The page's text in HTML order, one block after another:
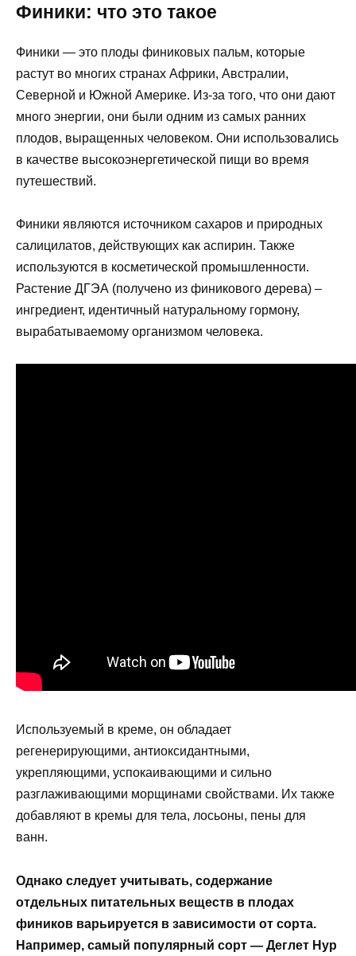
Финики: что это такое
Финики — это плоды финиковых пальм, которые
растут во многих странах Африки, Австралии,
Северной и Южной Америке. Из-за того, что они дают
много энергии, они были одним из самых ранних
плодов, выращенных человеком. Они использовались
в качестве высокоэнергетической пищи во время
путешествий.
Финики являются источником сахаров и природных
салицилатов, действующих как аспирин. Также
используются в косметической промышленности.
Растение ДГЭА (получено из финикового дерева) –
ингредиент, идентичный натуральному гормону,
вырабатываемому организмом человека.
Используемый в креме, он обладает
регенерирующими, антиоксидантными,
укрепляющими, успокаивающими и сильно
разглаживающими морщинами свойствами. Их также
добавляют в кремы для тела, лосьоны, пены для
ванн.
Однако следует учитывать, содержание
отдельных питательных веществ в плодах
фиников варьируется в зависимости от сорта.
Например, самый популярный сорт — Деглет Нур